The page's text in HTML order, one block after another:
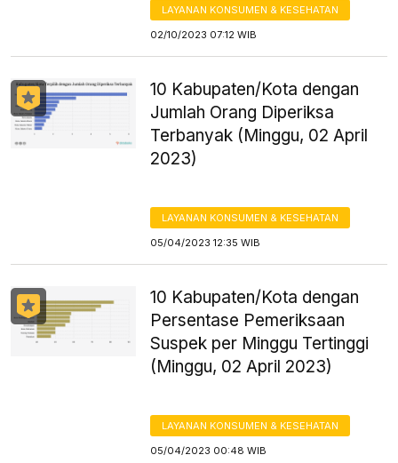
LAYANAN KONSUMEN & KESEHATAN
02/10/2023 07:12 WIB
10 Kabupaten/Kota dengan
Jumlah Orang Diperiksa
Terbanyak (Minggu, 02 April
2023)
LAYANAN KONSUMEN & KESEHATAN
05/04/2023 12:35 WIB
10 Kabupaten/Kota dengan
Persentase Pemeriksaan
Suspek per Minggu Tertinggi
(Minggu, 02 April 2023)
LAYANAN KONSUMEN & KESEHATAN
05/04/2023 00:48 WIB